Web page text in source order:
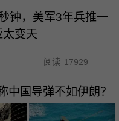
钟，美军3年兵推一
太变天
阅读 17929
中国导弹不如伊朗？